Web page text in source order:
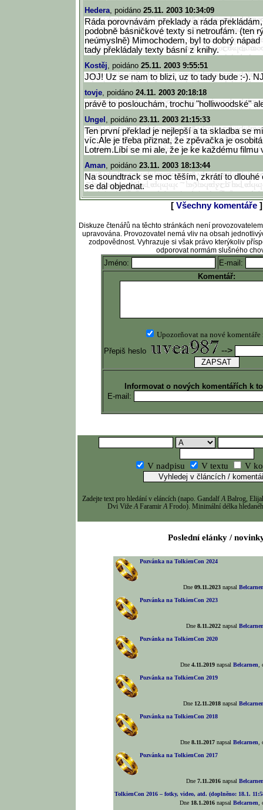
Hedera, poidáno 25.11. 2003 10:34:09
Ráda porovnávám překlady a ráda
podobně básničkové texty si netroufám. (ten
neúmyslně) Mimochodem, byl to dobrý
tady překládaly texty básní z knihy.
Kostěj, poidáno 25.11. 2003 9:55:51
JOJ! Uz se nam to blizi, uz to tady bude :-).
tovje, poidáno 24.11. 2003 20:18:18
právě to poslouchám, trochu "holliwoodské"
Ungel , poidáno 23.11. 2003 21:15:33
Ten první překlad je nejlepší a ta skladba se
víc.Ale je třeba přiznat, že zpěvačka je
Lotrem.Líbí se mi ale, že je ke každému filmu
Aman, poidáno 23.11. 2003 18:13:44
Na soundtrack se moc těším, zkrátí to dlouhé
se dal objednat.
[ Všechny komentáře ]
Diskuze čtenářů na těchto stránkách není
upravována. Provozovatel nemá vliv na obsah
zodpovědnost. Vyhrazuje si však právo kterýkoliv
odporovat normám slušného
Jméno:
E-mail:
Komentář:
Upozorňovat na nové komentáře
Přepiš heslo
-->
Informovat o nových komentářích k
E-mail:
V nadpisu V textu V
Zadejte text pro hledání v eláncích (napo. GandalfA Balrog,
Dvi VižeA FaramirA Frodo). Minimální délka
Poslední elánky /
Pozvánka na TolkienCon 2024
Dne09.11.2023 napsal
Pozvánka na TolkienCon 2023
Dne8.11.2022 napsal
Pozvánka na TolkienCon 2020
Dne4.11.2019 napsalBelcarnen
Pozvánka na TolkienCon 2019
Dne 12.11.2018 napsal
Pozvánka na TolkienCon 2018
Dne8.11.2017 napsalBelcarnen
Pozvánka na TolkienCon 2017
Dne7.11.2016 napsal
TolkienCon 2016 – fotky, video, atd. (doplněno: 18.1.
Dne 18.1.2016 napsalBelcarnen